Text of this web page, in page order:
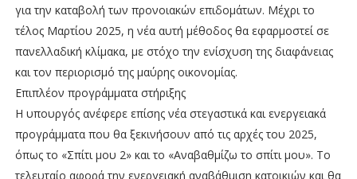
για την καταβολή των προνοιακών επιδομάτων. Μέχρι το
τέλος Μαρτίου 2025, η νέα αυτή μέθοδος θα εφαρμοστεί σε
πανελλαδική κλίμακα, με στόχο την ενίσχυση της διαφάνειας
και τον περιορισμό της μαύρης οικονομίας.
Επιπλέον προγράμματα στήριξης
Η υπουργός ανέφερε επίσης νέα στεγαστικά και ενεργειακά
προγράμματα που θα ξεκινήσουν από τις αρχές του 2025,
όπως το «Σπίτι μου 2» και το «Αναβαθμίζω το σπίτι μου». Το
τελευταίο αφορά την ενεργειακή αναβάθμιση κατοικιών και θα